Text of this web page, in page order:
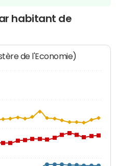
habitant de
de l'Economie)